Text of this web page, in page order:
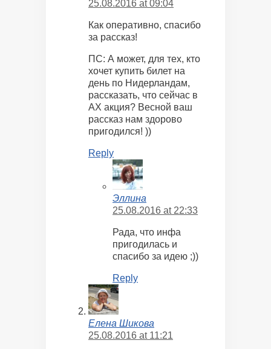
25.08.2016 at 09:04
Как оперативно, спасибо
за рассказ!
ПС: А может, для тех, кто
хочет купить билет на
день по Нидерландам,
рассказать, что сейчас в
АХ акция? Весной ваш
рассказ нам здорово
пригодился! ))
Reply
Эллина
25.08.2016 at 22:33
Рада, что инфа
пригодилась и
спасибо за идею ;))
Reply
Елена Шикова
25.08.2016 at 11:21